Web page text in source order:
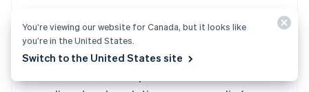
des paiements rapidement, sans avoir à signer
de contrat ni à fournir vos coordonnées
English
Liechtenstein
Deutsch English
English
You’re viewing our website for Canada, but it looks like
you’re in the United States.
Switch to the United States site